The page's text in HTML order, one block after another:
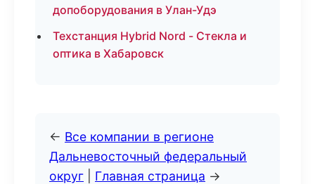
допоборудования в Улан-Удэ
Техстанция Hybrid Nord - Стекла и
оптика в Хабаровск
← Все компании в регионе
Дальневосточный федеральный
округ
Главная страница →